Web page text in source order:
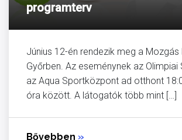
programterv
Június 12-én rendezik meg a Mozgás
Győrben. Az eseménynek az Olimpiai
az Aqua Sportközpont ad otthont
óra között. A látogatók több mint […]
Bővebben »